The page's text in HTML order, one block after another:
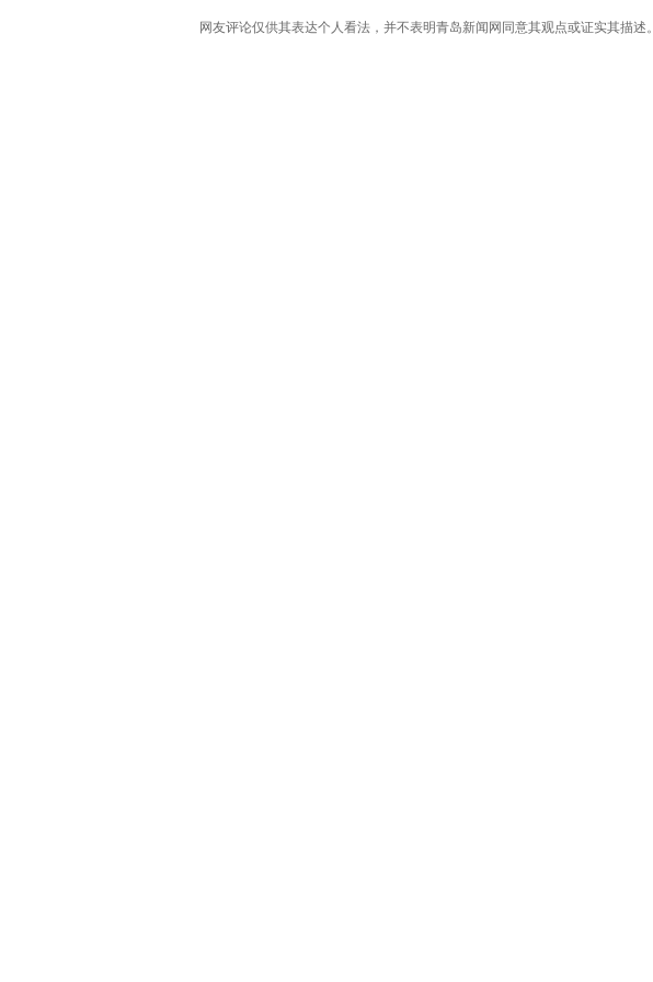
网友评论仅供其表达个人看法，并不表明青岛新闻网同意其观点或证实其描述。